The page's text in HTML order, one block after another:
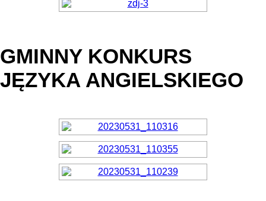
GMINNY KONKURS
JĘZYKA ANGIELSKIEGO